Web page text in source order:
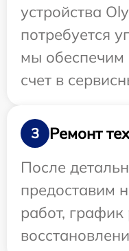
устройства
потребуется
мы обеспечим
счет в
3
Ремонт
После
предоставим
работ,